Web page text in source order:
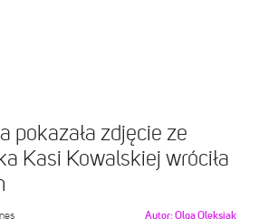
pokazała zdjęcie ze
Kasi Kowalskiej wróciła
Autor:Olga Oleksiak